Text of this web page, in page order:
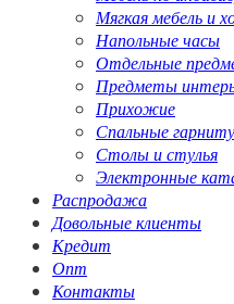
Мягкая мебель и
Напольные часы
Отдельные
Предметы
Прихожие
Спальные
Столы и стулья
Электронные
Распродажа
Довольные клиенты
Кредит
Опт
Контакты